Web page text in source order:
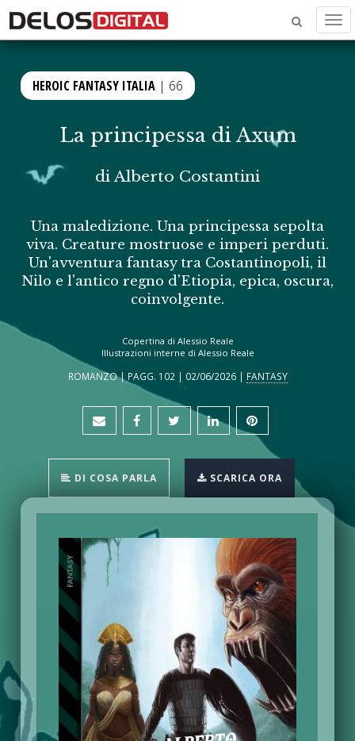
HEROIC FANTASY ITALIA | 66
La principessa di Axum
diAlberto Costantini
Una maledizione. Una principessa sepolta
viva. Creature mostruose e imperi perduti.
Un'avventura fantasy tra Costantinopoli, il
Nilo e l'antico regno d'Etiopia, epica, oscura,
coinvolgente.
Copertina di Alessio Reale
Illustrazioni interne di Alessio Reale
ROMANZO | PAGG. 102 | 02/06/2026 | FANTASY
DI COSA PARLA SCARICA ORA